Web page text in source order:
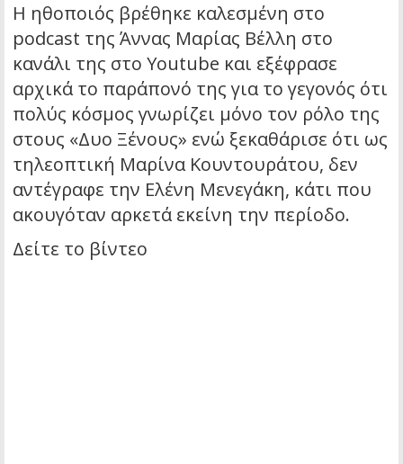
Η ηθοποιός βρέθηκε καλεσμένη στο
podcast της Άννας Μαρίας Βέλλη στο
κανάλι της στο Youtube και εξέφρασε
αρχικά το παράπονό της για το γεγονός ότι
πολύς κόσμος γνωρίζει μόνο τον ρόλο της
στους «Δυο Ξένους» ενώ ξεκαθάρισε ότι ως
τηλεοπτική Μαρίνα Κουντουράτου, δεν
αντέγραφε την Ελένη Μενεγάκη, κάτι που
ακουγόταν αρκετά εκείνη την περίοδο.
Δείτε το βίντεο